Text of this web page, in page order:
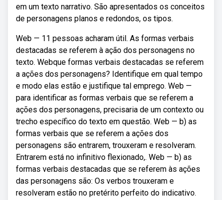
em um texto narrativo. São apresentados os conceitos
de personagens planos e redondos, os tipos.
Web — 11 pessoas acharam útil. As formas verbais
destacadas se referem à ação dos personagens no
texto. Webque formas verbais destacadas se referem
a ações dos personagens? Identifique em qual tempo
e modo elas estão e justifique tal emprego. Web —
para identificar as formas verbais que se referem a
ações dos personagens, precisaria de um contexto ou
trecho específico do texto em questão. Web — b) as
formas verbais que se referem a ações dos
personagens são entrarem, trouxeram e resolveram.
Entrarem está no infinitivo flexionado,. Web — b) as
formas verbais destacadas que se referem às ações
das personagens são: Os verbos trouxeram e
resolveram estão no pretérito perfeito do indicativo.